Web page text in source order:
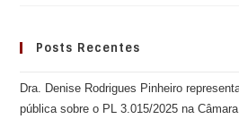
Posts Recentes
Dra. Denise Rodrigues Pinheiro
pública sobre o PL 3.015/2025 na